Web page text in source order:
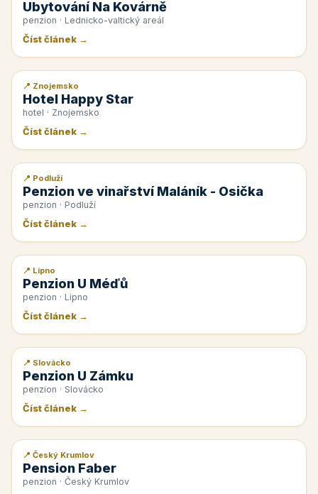
Ubytování Na Kovárně
penzion · Lednicko-valtický areál
Číst článek →
📰 PR článek
📍 Znojemsko
Hotel Happy Star
hotel · Znojemsko
Číst článek →
📰 PR článek
📍 Podluží
Penzion ve vinařství Maláník - Osička
penzion · Podluží
Číst článek →
📰 PR článek
📍 Lipno
Penzion U Méďů
penzion · Lipno
Číst článek →
📰 PR článek
📍 Slovácko
Penzion U Zámku
penzion · Slovácko
Číst článek →
📰 PR článek
📍 Český Krumlov
Pension Faber
penzion · Český Krumlov